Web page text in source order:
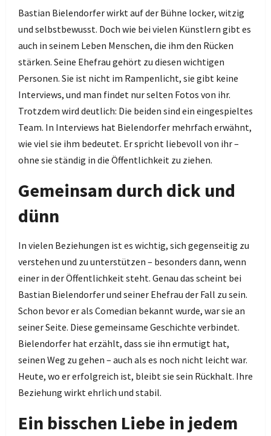
Bastian Bielendorfer wirkt auf der Bühne locker, witzig
und selbstbewusst. Doch wie bei vielen Künstlern gibt es
auch in seinem Leben Menschen, die ihm den Rücken
stärken. Seine Ehefrau gehört zu diesen wichtigen
Personen. Sie ist nicht im Rampenlicht, sie gibt keine
Interviews, und man findet nur selten Fotos von ihr.
Trotzdem wird deutlich: Die beiden sind ein eingespieltes
Team. In Interviews hat Bielendorfer mehrfach erwähnt,
wie viel sie ihm bedeutet. Er spricht liebevoll von ihr –
ohne sie ständig in die Öffentlichkeit zu ziehen.
Gemeinsam durch dick und
dünn
In vielen Beziehungen ist es wichtig, sich gegenseitig zu
verstehen und zu unterstützen – besonders dann, wenn
einer in der Öffentlichkeit steht. Genau das scheint bei
Bastian Bielendorfer und seiner Ehefrau der Fall zu sein.
Schon bevor er als Comedian bekannt wurde, war sie an
seiner Seite. Diese gemeinsame Geschichte verbindet.
Bielendorfer hat erzählt, dass sie ihn ermutigt hat,
seinen Weg zu gehen – auch als es noch nicht leicht war.
Heute, wo er erfolgreich ist, bleibt sie sein Rückhalt. Ihre
Beziehung wirkt ehrlich und stabil.
Ein bisschen Liebe in jedem